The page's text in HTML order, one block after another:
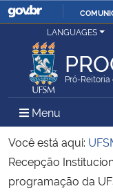
Ministério da Justiça e
Ministério da Defesa
Ministério das Relações
Ministério da Economia
LANGUAGES
Pró-
Menu Menu
Você está aqui:
Recepção
programação da